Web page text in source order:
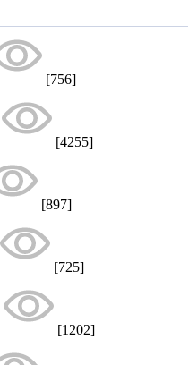
[756]
[4255]
[897]
[725]
[1202]